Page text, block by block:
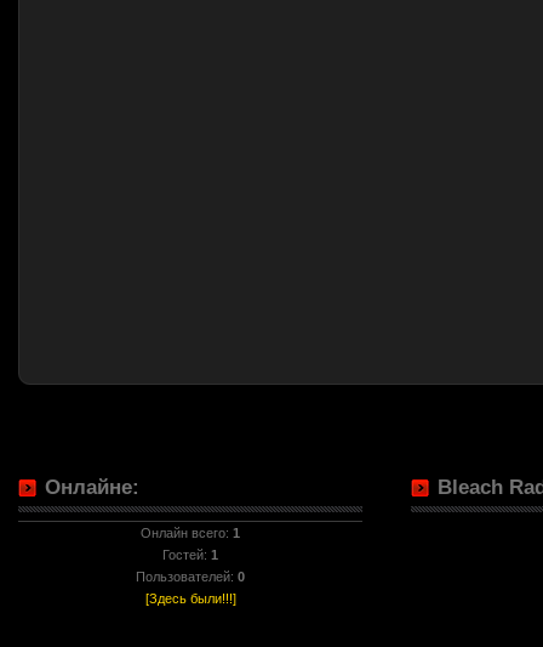
Онлайне:
Онлайн всего: 1
Гостей: 1
Пользователей: 0
[Здесь были!!!]
Bleach